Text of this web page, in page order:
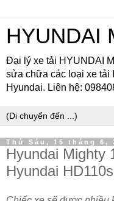
HYUNDAI
Đại lý xe tải HYUNDAI
sửa chữa các loại xe tải
Hyundai. Liên hệ:
Thứ Sáu, 15 tháng 6,
Hyundai Mighty
Hyundai